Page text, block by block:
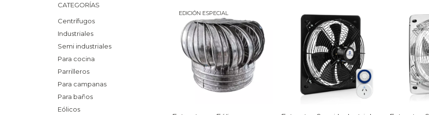
CATEGORÍAS
Centrífugos
Industriales
Semi industriales
Para cocina
Parrilleros
Para campanas
Para baños
Eólicos
EDICIÓN ESPECIAL